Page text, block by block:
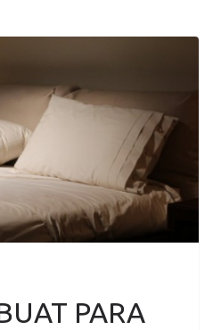
PARA